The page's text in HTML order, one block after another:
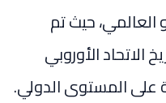
العالمي، حيث تم
الاتحاد الأوروبي
على المستوى الدولي.